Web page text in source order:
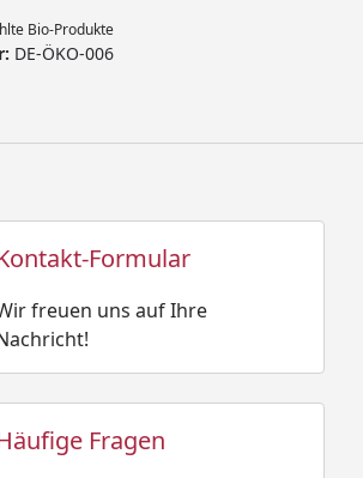
Bio-Produkte
DE-ÖKO-006
Formular
freuen uns auf Ihre
Fragen